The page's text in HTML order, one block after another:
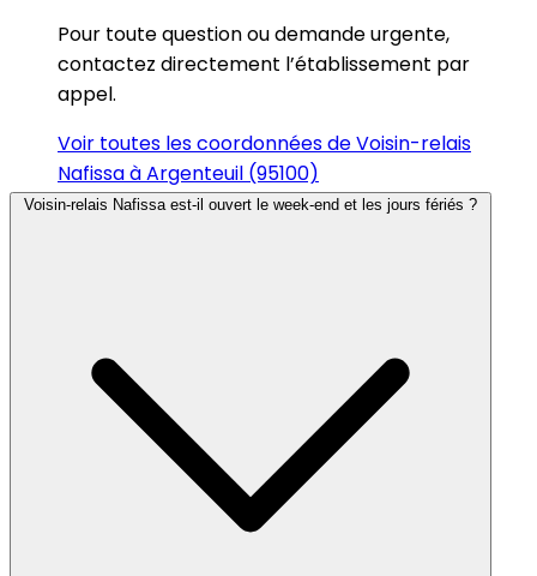
Pour toute question ou demande urgente,
contactez directement l’établissement par
appel.
Voir toutes les coordonnées de Voisin-relais
Nafissa à Argenteuil (95100)
Voisin-relais Nafissa est-il ouvert le week-end et les jours fériés ?